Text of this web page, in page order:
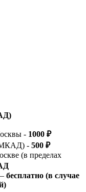
- 1000 ₽
МКАД) - 500 ₽
(в пределах
бесплатно (в случае